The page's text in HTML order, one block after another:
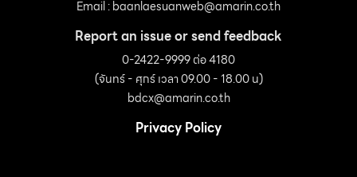
Email :baanlaesuanweb@amarin.co.th
Report an issue or send feedback
0-2422-9999 ต่อ 4180
(จันทร์ - ศุกร์ เวลา 09.00 - 18.00 น)
bdcx@amarin.co.th
Privacy Policy